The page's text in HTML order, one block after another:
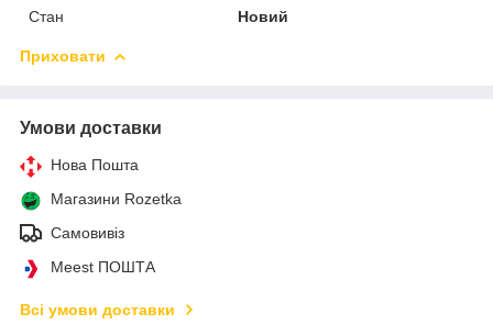
Стан
Новий
Приховати
Умови доставки
Нова Пошта
Магазини Rozetka
Самовивіз
Meest ПОШТА
Всі умови доставки